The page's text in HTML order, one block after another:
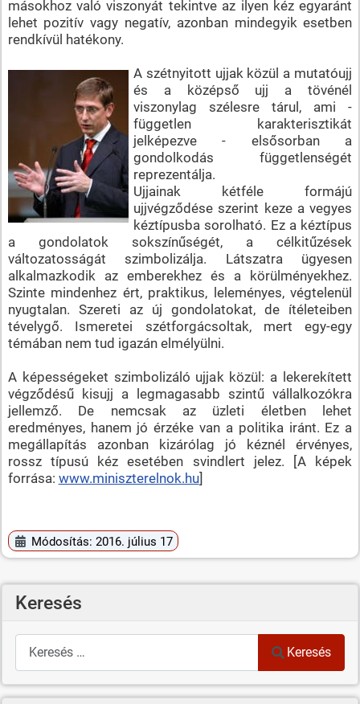
másokhoz való viszonyát tekintve az ilyen kéz egyaránt
lehet pozitív vagy negatív, azonban mindegyik esetben
rendkívül hatékony.
A szétnyitott ujjak közül a mutatóujj
és a középső ujj a tövénél
viszonylag szélesre tárul, ami -
független karakterisztikát
jelképezve - elsősorban a
gondolkodás függetlenségét
reprezentálja.
Ujjainak kétféle formájú
ujjvégződése szerint keze a vegyes
kéztípusba sorolható. Ez a kéztípus
a gondolatok sokszínűségét, a célkitűzések
változatosságát szimbolizálja. Látszatra ügyesen
alkalmazkodik az emberekhez és a körülményekhez.
Szinte mindenhez ért, praktikus, leleményes, végtelenül
nyugtalan. Szereti az új gondolatokat, de ítéleteiben
tévelygő. Ismeretei szétforgácsoltak, mert egy-egy
témában nem tud igazán elmélyülni.
A képességeket szimbolizáló ujjak közül: a lekerekített
végződésű kisujj a legmagasabb szintű vállalkozókra
jellemző. De nemcsak az üzleti életben lehet
eredményes, hanem jó érzéke van a politika iránt. Ez a
megállapítás azonban kizárólag jó kéznél érvényes,
rossz típusú kéz esetében svindlert jelez. [A képek
forrása: www.miniszterelnok.hu]
Módosítás: 2016. július 17
Keresés
Keresés
Keresés